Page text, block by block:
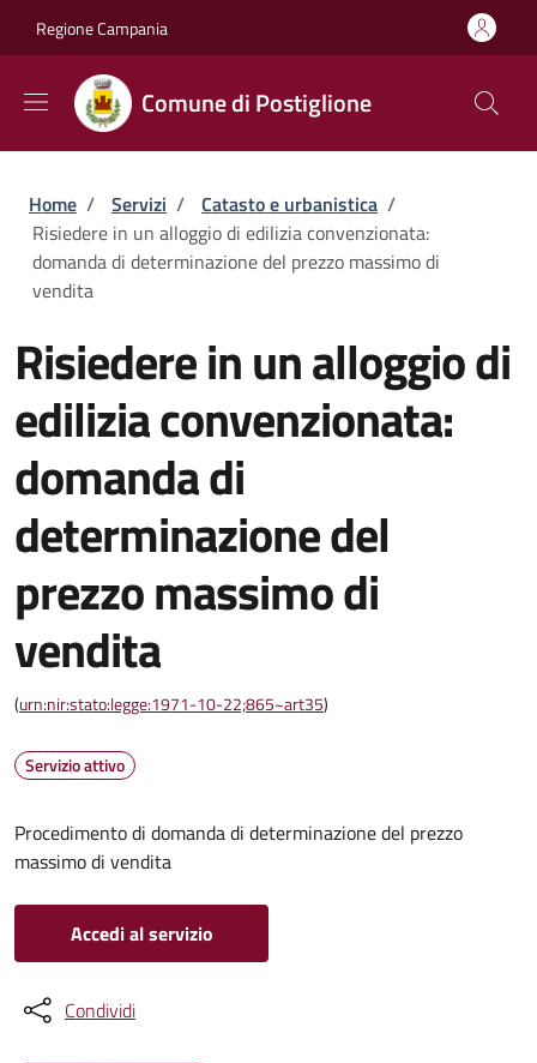
Regione Campania
Comune di Postiglione
Briciole di pane
Home / Servizi / Catasto e urbanistica /
Risiedere in un alloggio di edilizia convenzionata:
domanda di determinazione del prezzo massimo di
vendita
Risiedere in un alloggio di
edilizia convenzionata:
domanda di
determinazione del
prezzo massimo di
vendita
(urn:nir:stato:legge:1971-10-22;865~art35)
Servizio attivo
Procedimento di domanda di determinazione del prezzo
massimo di vendita
Accedi al servizio
Condividi